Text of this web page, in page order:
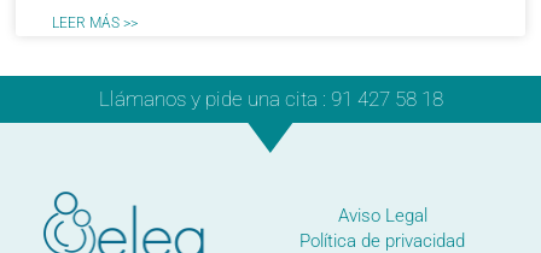
LEER MÁS >>
Llámanos y pide una cita : 91 427 58 18
Aviso Legal
Política de privacidad